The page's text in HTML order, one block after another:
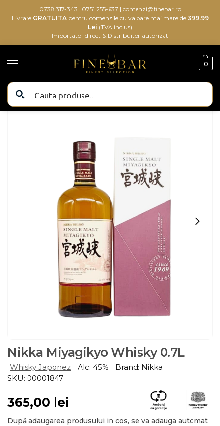
0738 317-343 | 0751 255-637 | comenzi@finebar.ro
Livrare GRATUITA pentru comenzile cu valoare mai mare de399.99
Lei (TVA inclus)
Importator direct & Distribuitor autorizat
0
Bauturi alcoolice Bauturi
Nikka Miyagikyo Whisky 0.7L
Whisky Japonez Alc: 45%
Brand: Nikka
SKU: 00001847
365,00 lei
După adaugarea produsului in cos, se va adauga automat